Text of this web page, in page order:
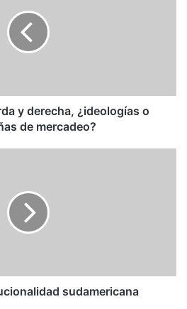
y derecha, ¿ideologías o
de mercadeo?
sudamericana